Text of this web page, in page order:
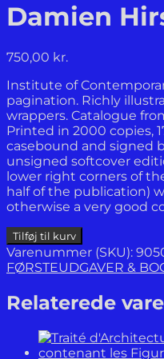
Damien
750,00 kr.
Institute of
pagination. Richly
wrappers. Catalogue
Printed in 2000 copies,
casebound and signed
unsigned softcover
lower right corners of
half of the publication)
otherwise a very good
Damien
Hirst.
antal
Tilføj til kurv
Varenummer (SKU):
FØRSTEUDGAVER &
Relaterede